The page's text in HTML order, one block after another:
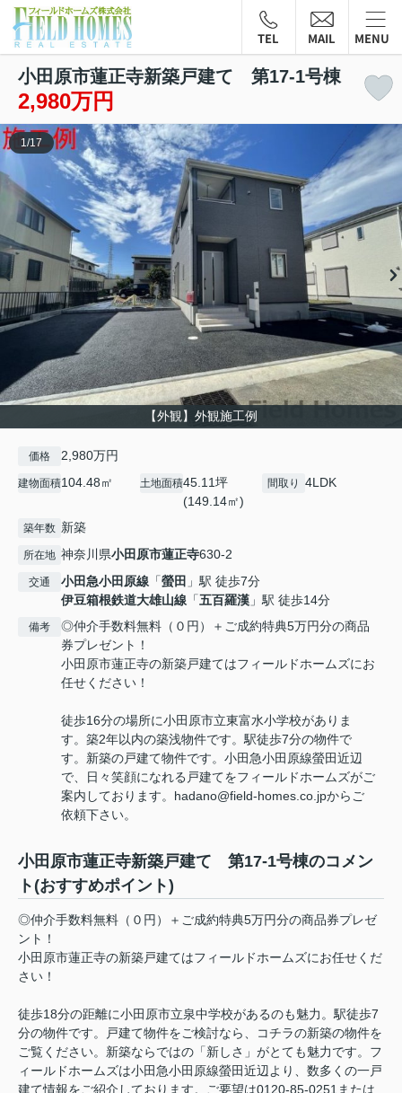
TEL MAIL MENU
小田原市蓮正寺新築戸建て 第17-1号棟
2,980万円
【外観】外観施工例
1 /17
価格 2,980万円
建物面積104.48㎡ 土地面積45.11坪
(149.14㎡)
間取り 4LDK
築年数 新築
所在地 神奈川県小田原市蓮正寺630-2
交通 小田急小田原線 「螢田 」駅 徒歩7分
伊豆箱根鉄道大雄山線 「五百羅漢 」駅 徒歩14分
備考
◎仲介手数料無料（０円）＋ご成約特典5万円分の商品
券プレゼント！
小田原市蓮正寺の新築戸建てはフィールドホームズにお
任せください！
徒歩16分の場所に小田原市立東富水小学校がありま
す。築2年以内の築浅物件です。駅徒歩7分の物件で
す。新築の戸建て物件です。小田急小田原線螢田近辺
で、日々笑顔になれる戸建てをフィールドホームズがご
案内しております。hadano@field-homes.co.jpからご
依頼下さい。
小田原市蓮正寺新築戸建て 第17-1号棟のコメン
ト(おすすめポイント)
◎仲介手数料無料（０円）＋ご成約特典5万円分の商品券プレゼ
ント！
小田原市蓮正寺の新築戸建てはフィールドホームズにお任せくだ
さい！
徒歩18分の距離に小田原市立泉中学校があるのも魅力。駅徒歩7
分の物件です。戸建て物件をご検討なら、コチラの新築の物件を
ご覧ください。新築ならではの「新しさ」がとても魅力です。フ
ィールドホームズは小田急小田原線螢田近辺より、数多くの一戸
建て情報をご紹介しております。ご要望は0120-85-0251または